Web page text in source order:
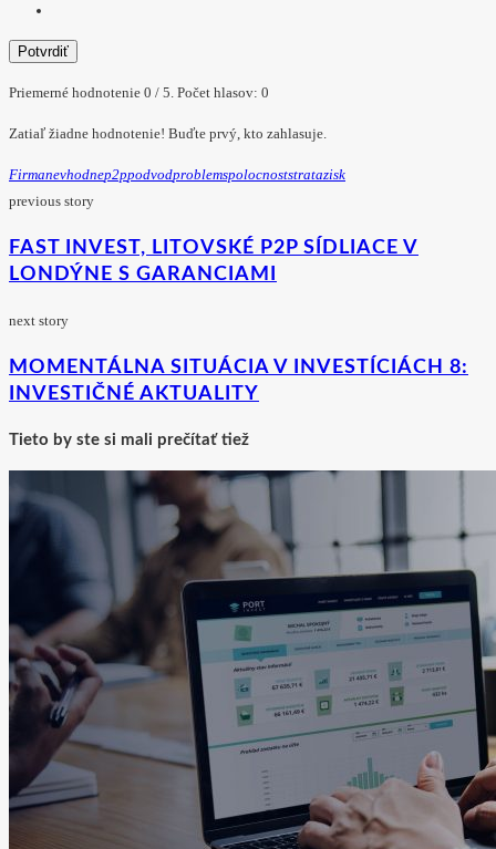
Potvrdiť
Priemerné hodnotenie 0 / 5. Počet hlasov: 0
Zatiaľ žiadne hodnotenie! Buďte prvý, kto zahlasuje.
FirmaNevhodneP2pPodvodProblemSpolocnostStrataZisk
previous story
FAST INVEST, LITOVSKÉ P2P SÍDLIACE V
LONDÝNE S GARANCIAMI
next story
MOMENTÁLNA SITUÁCIA V INVESTÍCIÁCH 8:
INVESTIČNÉ AKTUALITY
Tieto by ste si mali prečítať tiež